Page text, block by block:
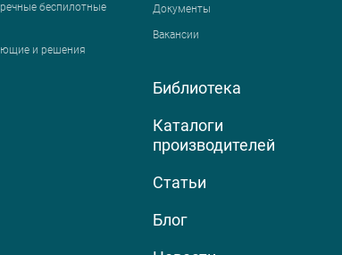
беспилотные
и решения
Документы
Вакансии
Библиотека
Каталоги
производителей
Статьи
Блог